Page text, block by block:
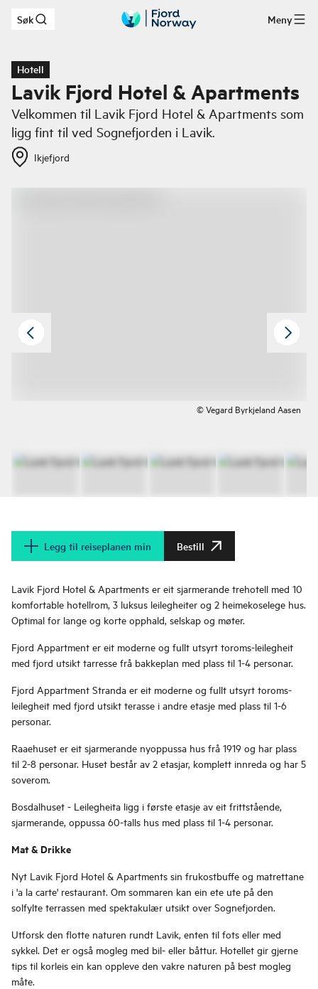
Hopp til hovedinnhold
Søk Meny
Hotell
Lavik Fjord Hotel & Apartments
Velkommen til Lavik Fjord Hotel & Apartments som
ligg fint til ved Sognefjorden i Lavik.
Ikjefjord
© Vegard Byrkjeland Aasen
Legg til reiseplanen min Bestill
Lavik Fjord Hotel & Apartments er eit sjarmerande trehotell med 10
komfortable hotellrom, 3 luksus leilegheiter og 2 heimekoselege hus.
Optimal for lange og korte opphald, selskap og møter.
Fjord Appartment er eit moderne og fullt utsyrt toroms-leilegheit
med fjord utsikt tarresse frå bakkeplan med plass til 1-4 personar.
Fjord Appartment Stranda er eit moderne og fullt utsyrt toroms-
leilegheit med fjord utsikt terasse i andre etasje med plass til 1-6
personar.
Raaehuset er eit sjarmerande nyoppussa hus frå 1919 og har plass
til 2-8 personar. Huset består av 2 etasjar, komplett innreda og har 5
soverom.
Bosdalhuset - Leilegheita ligg i første etasje av eit frittstående,
sjarmerande, oppussa 60-talls hus med plass til 1-4 personar.
Mat & Drikke
Nyt Lavik Fjord Hotel & Apartments sin frukostbuffe og matrettane
i 'a la carte' restaurant. Om sommaren kan ein ete ute på den
solfylte terrassen med spektakulær utsikt over Sognefjorden.
Utforsk den flotte naturen rundt Lavik, enten til fots eller med
sykkel. Det er også mogleg med bil- eller båttur. Hotellet gir gjerne
tips til korleis ein kan oppleve den vakre naturen på best mogleg
måte.